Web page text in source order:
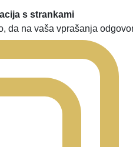
s strankami
da na vaša vprašanja